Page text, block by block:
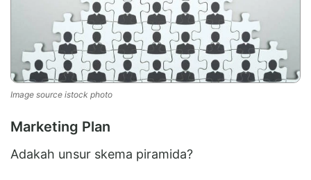
Image source istock photo
Marketing Plan
Adakah unsur skema piramida?